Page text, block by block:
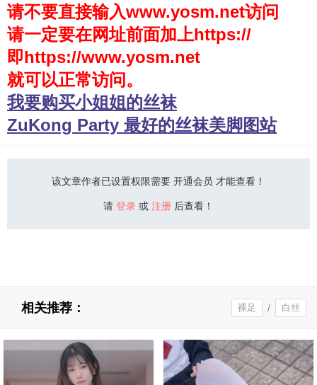
轻兰映画
少女秩序
会员购买
幼喵社App
请不要直接输入www.yosm.net访问
请一定要在网址前面加上https://
即https://www.yosm.net
就可以正常访问。
我要购买小姐姐的丝袜
ZuKong Party 最好的丝袜美脚图站
该文章作者已设置权限需要 开通会员 才能查看！
请 登录 或 注册 后查看！
相关推荐： 白丝
/
裸足